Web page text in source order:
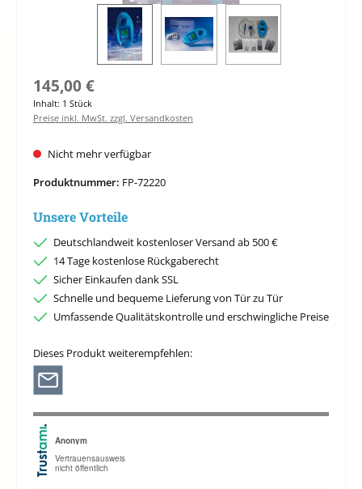
Regulärer Preis:
145,00 €
Inhalt: 1 Stück
Preise inkl. MwSt. zzgl. Versandkosten
Nicht mehr verfügbar
Produktnummer: FP-72220
Unsere Vorteile
Deutschlandweit kostenloser Versand ab 500 €
14 Tage kostenlose Rückgaberecht
Sicher Einkaufen dank SSL
Schnelle und bequeme Lieferung von Tür zu Tür
Umfassende Qualitätskontrolle und erschwingliche Preise
Dieses Produkt weiterempfehlen: